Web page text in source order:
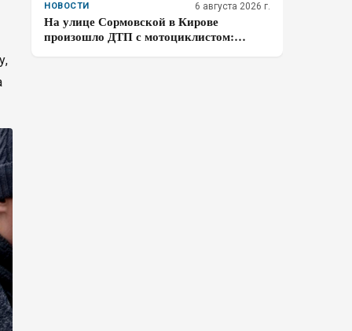
НОВОСТИ 6 августа 2026 г.
На улице Сормовской в Кирове
произошло ДТП с мотоциклистом: